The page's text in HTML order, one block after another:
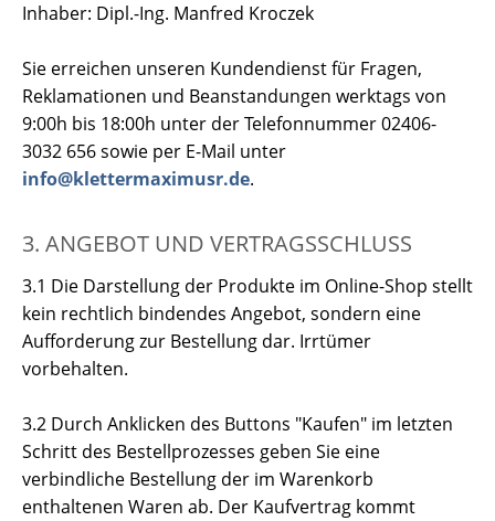
Inhaber: Dipl.-Ing. Manfred Kroczek
Sie erreichen unseren Kundendienst für Fragen,
Reklamationen und Beanstandungen werktags von
9:00h bis 18:00h unter der Telefonnummer 02406-
3032 656 sowie per E-Mail unter
info@klettermaximusr.de.
3. ANGEBOT UND VERTRAGSSCHLUSS
3.1 Die Darstellung der Produkte im Online-Shop stellt
kein rechtlich bindendes Angebot, sondern eine
Aufforderung zur Bestellung dar. Irrtümer
vorbehalten.
3.2 Durch Anklicken des Buttons "Kaufen" im letzten
Schritt des Bestellprozesses geben Sie eine
verbindliche Bestellung der im Warenkorb
enthaltenen Waren ab. Der Kaufvertrag kommt